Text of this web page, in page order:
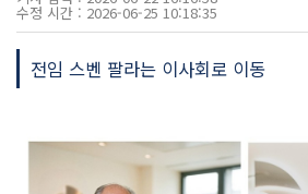
수정 시간 : 2026-06-25 10:18:35
전임 스벤 팔라는 이사회로 이동